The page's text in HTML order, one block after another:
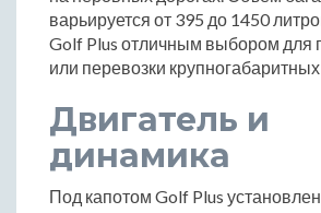
варьируется от 395 до 1450
Golf Plus отличным выбором для
или перевозки крупногабаритных
Двигатель и
динамика
Под капотом Golf Plus